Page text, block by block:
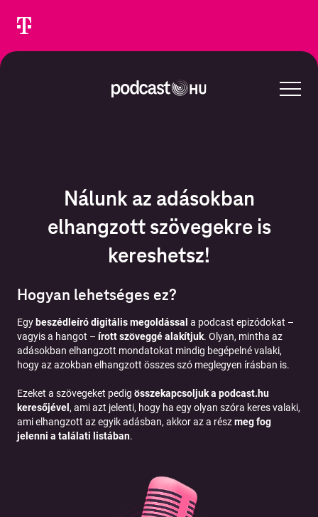
Nálunk az adásokban
elhangzott szövegekre is
kereshetsz!
Hogyan lehetséges ez?
Egy beszédleíró digitális megoldással a podcast epizódokat –
vagyis a hangot – írott szöveggé alakítjuk. Olyan, mintha az
adásokban elhangzott mondatokat mindig begépelné valaki,
hogy az azokban elhangzott összes szó meglegyen írásban is.
Ezeket a szövegeket pedig összekapcsoljuk a podcast.hu
keresőjével , ami azt jelenti, hogy ha egy olyan szóra keres valaki,
ami elhangzott az egyik adásban, akkor az a részmeg fog
jelenni a találati listában.